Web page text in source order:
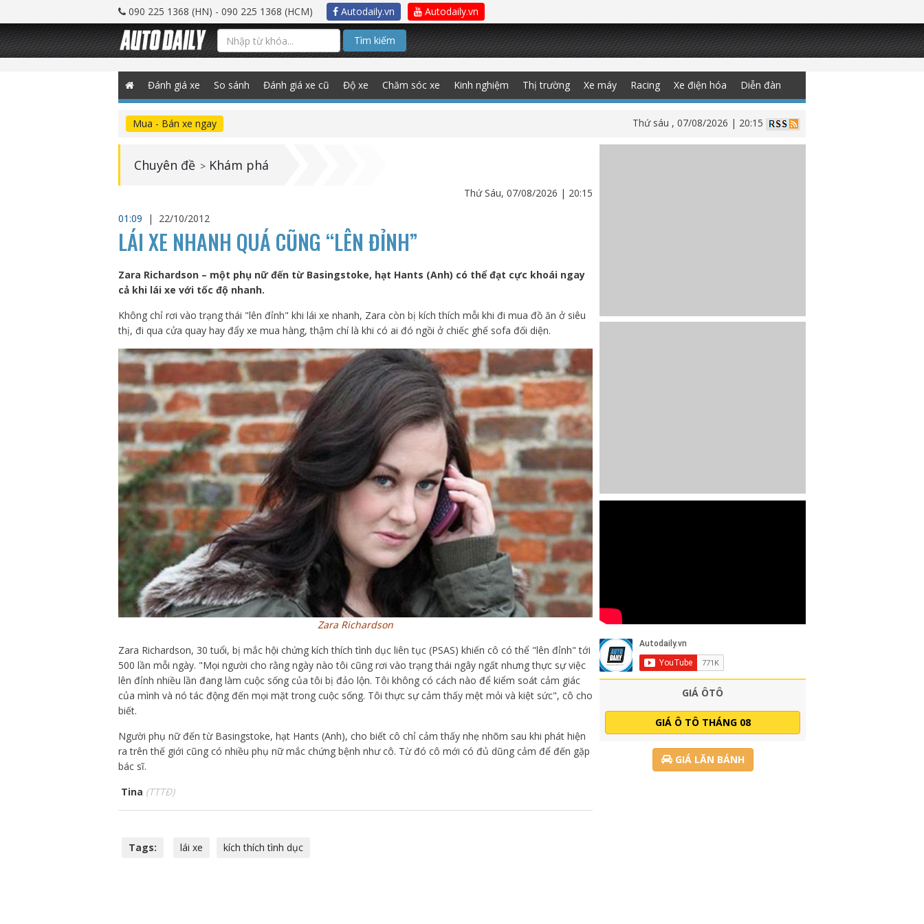
090 225 1368 (HN) - 090 225 1368 (HCM) Autodaily.vn Autodaily.vn
Tìm kiếm
Đánh giá xe So sánh Đánh giá xe cũ Độ xe Chăm sóc xe Kinh nghiệm Thị trường Xe máy Racing Xe điện hóa Diễn đàn
Mua - Bán xe ngay Thứ sáu , 07/08/2026 | 20:15
Chuyên đề > Khám phá
Thứ Sáu, 07/08/2026 | 20:15
01:09
| 22/10/2012
LÁI XE NHANH QUÁ CŨNG “LÊN ĐỈNH”
Zara Richardson – một phụ nữ đến từ Basingstoke, hạt Hants (Anh) có thể đạt cực khoái ngay
cả khi lái xe với tốc độ nhanh.
Không chỉ rơi vào trạng thái "lên đỉnh" khi lái xe nhanh, Zara còn bị kích thích mỗi khi đi mua đồ ăn ở siêu
thị, đi qua cửa quay hay đẩy xe mua hàng, thậm chí là khi có ai đó ngồi ở chiếc ghế sofa đối diện.
Zara Richardson
Zara Richardson, 30 tuổi, bị mắc hội chứng kích thích tình dục liên tục (PSAS) khiến cô có thể "lên đỉnh" tới
500 lần mỗi ngày. "Mọi người cho rằng ngày nào tôi cũng rơi vào trạng thái ngây ngất nhưng thực sự việc
lên đỉnh nhiều lần đang làm cuộc sống của tôi bị đảo lộn. Tôi không có cách nào để kiểm soát cảm giác
của mình và nó tác động đến mọi mặt trong cuộc sống. Tôi thực sự cảm thấy mệt mỏi và kiệt sức", cô cho
biết.
Người phụ nữ đến từ Basingstoke, hạt Hants (Anh), cho biết cô chỉ cảm thấy nhẹ nhõm sau khi phát hiện
ra trên thế giới cũng có nhiều phụ nữ mắc chứng bệnh như cô. Từ đó cô mới có đủ dũng cảm để đến gặp
bác sĩ.
Tina (TTTĐ)
Tags: lái xe kích thích tình dục
GIÁ ÔTÔ
GIÁ Ô TÔ THÁNG 08
GIÁ LĂN BÁNH